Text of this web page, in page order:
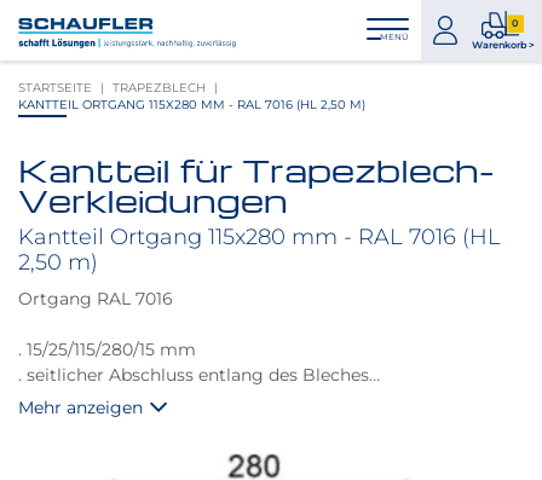
Inhalt
Hauptnavigation
Footernavigation
Logo
Schaufler
verlinkt
zur
MENÜ
zum
Konto
0
Warenkorb >
0
STARTSEITE
TRAPEZBLECH
KANTTEIL ORTGANG 115X280 MM - RAL 7016 (HL 2,50 M)
Produktbilder
überspringen
Kantteil für Trapezblech-
Verkleidungen
Kantteil Ortgang 115x280 mm - RAL 7016 (HL
2,50 m)
Ortgang RAL 7016
. 15/25/115/280/15 mm
. seitlicher Abschluss entlang des Bleches
. Stärke 0,63 mm
Mehr anzeigen